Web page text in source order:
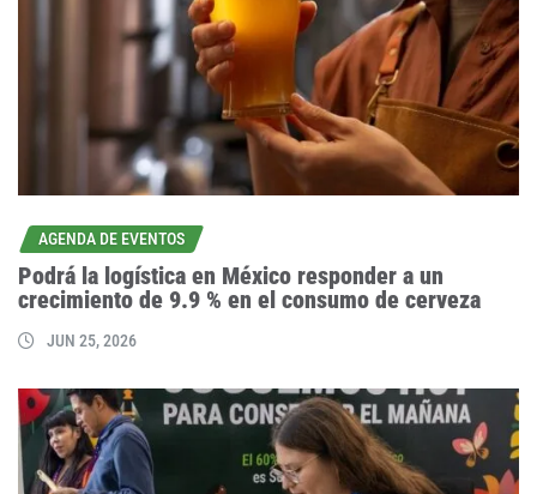
AGENDA DE EVENTOS
Podrá la logística en México responder a un
crecimiento de 9.9 % en el consumo de cerveza
JUN 25, 2026